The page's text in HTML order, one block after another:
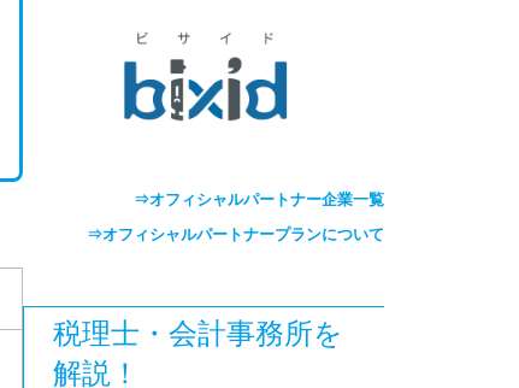
⇒オフィシャルパートナー企業一覧
⇒オフィシャルパートナープランについて
税理士・会計事務所を
解説！